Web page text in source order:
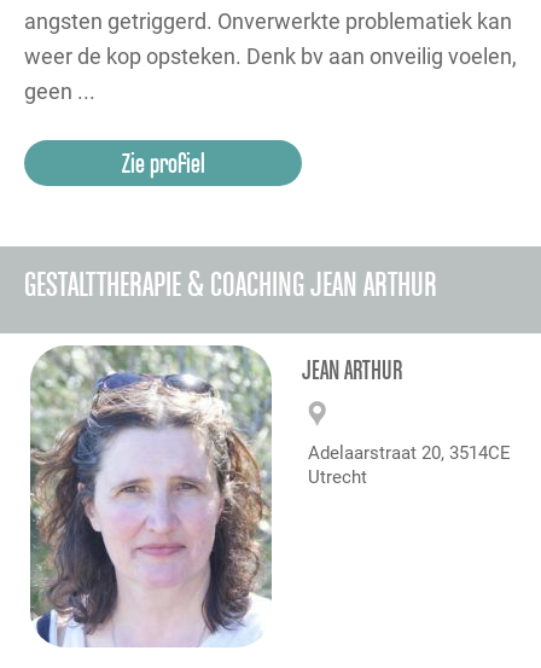
angsten getriggerd. Onverwerkte problematiek kan
weer de kop opsteken. Denk bv aan onveilig voelen,
geen ...
Zie profiel
GESTALTTHERAPIE & COACHING JEAN ARTHUR
JEAN ARTHUR
Adelaarstraat 20, 3514CE
Utrecht